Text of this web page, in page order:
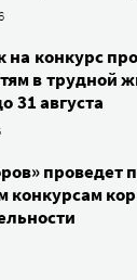
на конкурс
в трудной
31 августа
проведет
конкурсам